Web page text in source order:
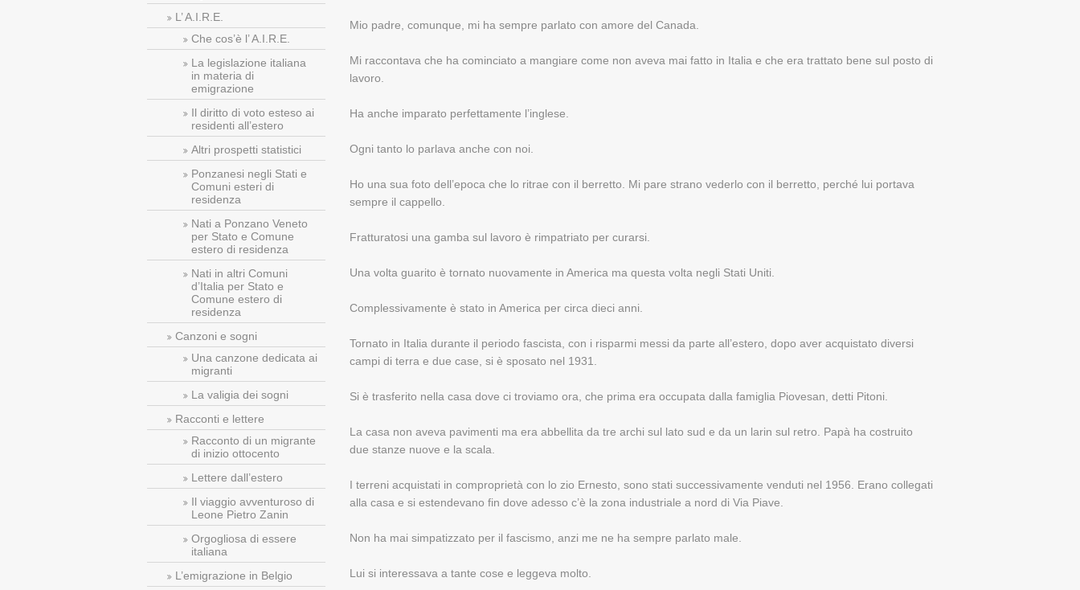
L’ A.I.R.E.
Che cos’è l’ A.I.R.E.
La legislazione italiana
in materia di
emigrazione
Il diritto di voto esteso ai
residenti all’estero
Altri prospetti statistici
Ponzanesi negli Stati e
Comuni esteri di
residenza
Nati a Ponzano Veneto
per Stato e Comune
estero di residenza
Nati in altri Comuni
d’Italia per Stato e
Comune estero di
residenza
Canzoni e sogni
Una canzone dedicata ai
migranti
La valigia dei sogni
Racconti e lettere
Racconto di un migrante
di inizio ottocento
Lettere dall’estero
Il viaggio avventuroso di
Leone Pietro Zanin
Orgogliosa di essere
italiana
L’emigrazione in Belgio
Mio padre, comunque, mi ha sempre parlato con amore del Canada.
Mi raccontava che ha cominciato a mangiare come non aveva mai fatto in Italia e che era trattato bene sul posto di
lavoro.
Ha anche imparato perfettamente l’inglese.
Ogni tanto lo parlava anche con noi.
Ho una sua foto dell’epoca che lo ritrae con il berretto. Mi pare strano vederlo con il berretto, perché lui portava
sempre il cappello.
Fratturatosi una gamba sul lavoro è rimpatriato per curarsi.
Una volta guarito è tornato nuovamente in America ma questa volta negli Stati Uniti.
Complessivamente è stato in America per circa dieci anni.
Tornato in Italia durante il periodo fascista, con i risparmi messi da parte all’estero, dopo aver acquistato diversi
campi di terra e due case, si è sposato nel 1931.
Si è trasferito nella casa dove ci troviamo ora, che prima era occupata dalla famiglia Piovesan, detti Pitoni.
La casa non aveva pavimenti ma era abbellita da tre archi sul lato sud e da un larin sul retro. Papà ha costruito
due stanze nuove e la scala.
I terreni acquistati in comproprietà con lo zio Ernesto, sono stati successivamente venduti nel 1956. Erano collegati
alla casa e si estendevano fin dove adesso c’è la zona industriale a nord di Via Piave.
Non ha mai simpatizzato per il fascismo, anzi me ne ha sempre parlato male.
Lui si interessava a tante cose e leggeva molto.